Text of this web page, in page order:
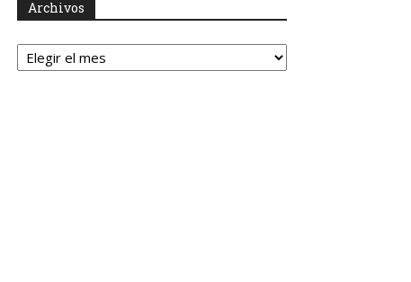
Archivos
Archivos